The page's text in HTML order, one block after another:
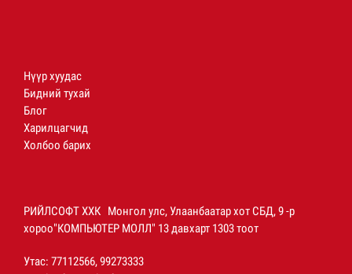
Нүүр хуудас
Бидний тухай
Блог
Харилцагчид
Холбоо барих
РИЙЛСОФТ ХХК Монгол улс, Улаанбаатар хот СБД, 9 -р
хороо"КОМПЬЮТЕР МОЛЛ" 13 давхарт 1303 тоот
Утас: 77112566, 99273333